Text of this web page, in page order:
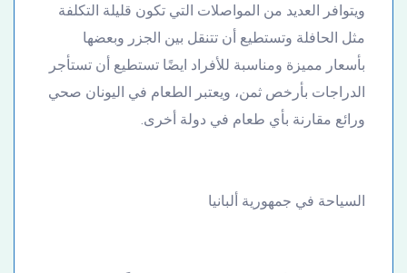
ويتوافر العديد من المواصلات التي تكون قليلة التكلفة
مثل الحافلة وتستطيع أن تتنقل بين الجزر وبعضها
بأسعار مميزة ومناسبة للأفراد ايضًا تستطيع أن تستأجر
الدراجات بأرخص ثمن، ويعتبر الطعام في اليونان صحي
ورائع مقارنة بأي طعام في دولة أخرى.
السياحة في جمهورية ألبانيا